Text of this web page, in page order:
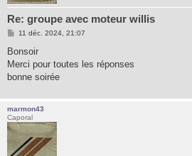
Re: groupe avec moteur willis
M
s
a
g
11 déc. 2024, 21:07
Bonsoir
Merci pour toutes les réponses
bonne soirée
marmon43
Caporal